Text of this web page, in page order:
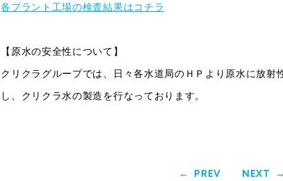
各プラント工場の検査結果はコチラ
【原水の安全性について】
クリクラグループでは、日々各水道局のＨＰより原水に放射
し、クリクラ水の製造を行なっております。
PREV NEXT